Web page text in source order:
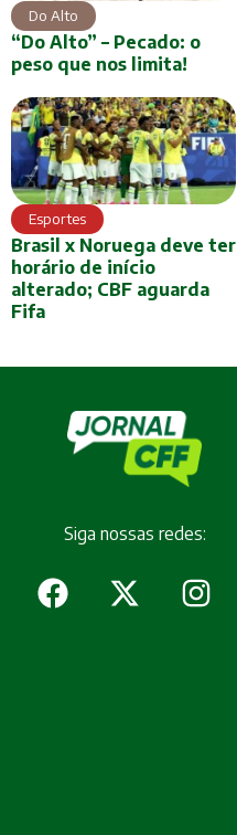
Do Alto
“Do Alto” – Pecado: o
peso que nos limita!
Esportes
Brasil x Noruega deve ter
horário de início
alterado; CBF aguarda
Fifa
Siga nossas redes: